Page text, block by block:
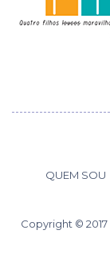
QUEM SOU
Copyright © 2017